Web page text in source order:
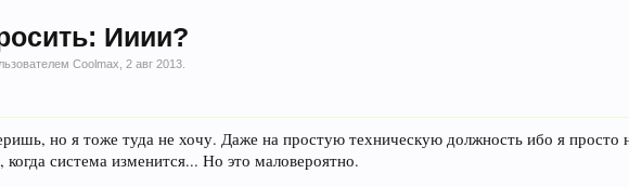
Ииии?
Coolmax 2 авг 2013
но я тоже туда не хочу. Даже на простую техническую должность ибо я просто
система изменится... Но это маловероятно.